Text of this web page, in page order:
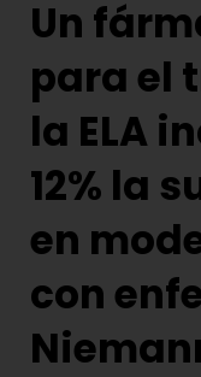
Un
para el
la ELA
12% la
en
con